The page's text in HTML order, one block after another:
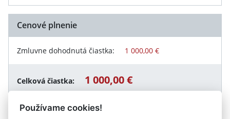
Cenové plnenie
Zmluvne dohodnutá čiastka: 1 000,00 €
Celková čiastka: 1 000,00 €
Používame cookies!